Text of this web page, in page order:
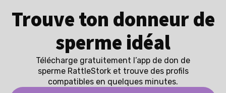
Trouve ton donneur de
sperme idéal
Télécharge gratuitement l’app de don de
sperme RattleStork et trouve des profils
compatibles en quelques minutes.